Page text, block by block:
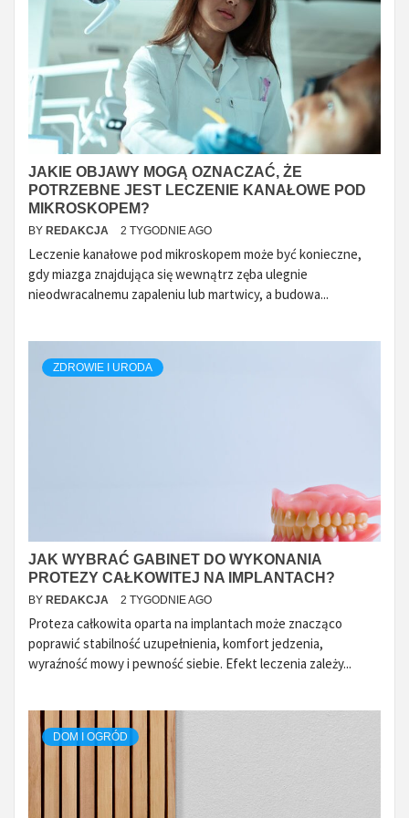
JAKIE OBJAWY MOGĄ OZNACZAĆ, ŻE
POTRZEBNE JEST LECZENIE KANAŁOWE POD
MIKROSKOPEM?
BY REDAKCJA 2 TYGODNIE AGO
Leczenie kanałowe pod mikroskopem może być konieczne,
gdy miazga znajdująca się wewnątrz zęba ulegnie
nieodwracalnemu zapaleniu lub martwicy, a budowa...
ZDROWIE I URODA
JAK WYBRAĆ GABINET DO WYKONANIA
PROTEZY CAŁKOWITEJ NA IMPLANTACH?
BY REDAKCJA 2 TYGODNIE AGO
Proteza całkowita oparta na implantach może znacząco
poprawić stabilność uzupełnienia, komfort jedzenia,
wyraźność mowy i pewność siebie. Efekt leczenia zależy...
DOM I OGRÓD